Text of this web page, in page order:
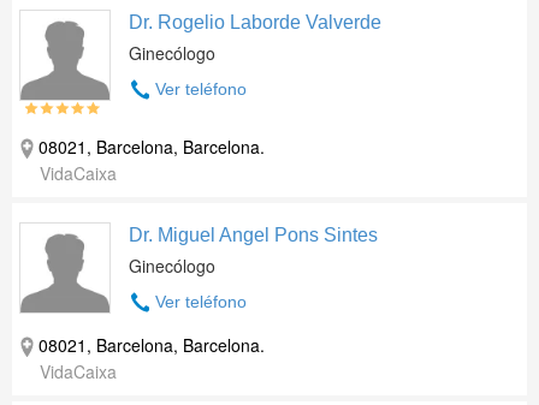
Dr. Rogelio Laborde Valverde
Ginecólogo
Ver teléfono
08021, Barcelona, Barcelona.
VidaCaixa
Dr. Miguel Angel Pons Sintes
Ginecólogo
Ver teléfono
08021, Barcelona, Barcelona.
VidaCaixa